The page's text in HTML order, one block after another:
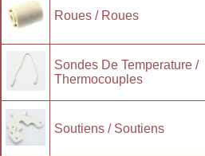
Roues / Roues
Sondes De Temperature /
Thermocouples
Soutiens / Soutiens